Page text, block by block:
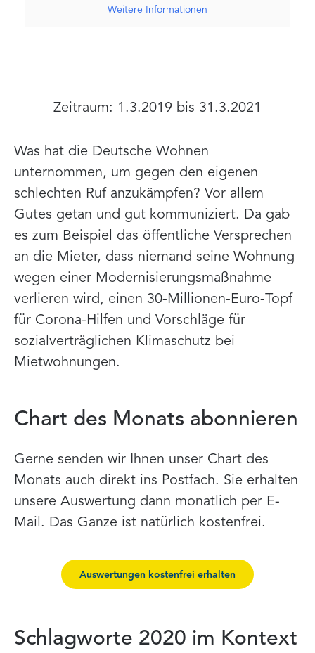
Weitere Informationen
Zeitraum: 1.3.2019 bis 31.3.2021
Was hat die Deutsche Wohnen
unternommen, um gegen den eigenen
schlechten Ruf anzukämpfen? Vor allem
Gutes getan und gut kommuniziert. Da gab
es zum Beispiel das öffentliche Versprechen
an die Mieter, dass niemand seine Wohnung
wegen einer Modernisierungsmaßnahme
verlieren wird, einen 30-Millionen-Euro-Topf
für Corona-Hilfen und Vorschläge für
sozialverträglichen Klimaschutz bei
Mietwohnungen.
Chart des Monats abonnieren
Gerne senden wir Ihnen unser Chart des
Monats auch direkt ins Postfach. Sie erhalten
unsere Auswertung dann monatlich per E-
Mail. Das Ganze ist natürlich kostenfrei.
Auswertungen kostenfrei erhalten
Schlagworte 2020 im Kontext